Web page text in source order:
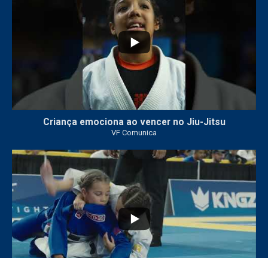
Criança emociona ao vencer no Jiu-Jitsu
VF Comunica
...